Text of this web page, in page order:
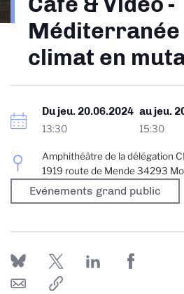
Méditerranée
climat en
Du jeu. 20.06.2024
13:30
au jeu.
15:30
Amphithéâtre de la délégation
1919 route de Mende 34293
Evénements grand public